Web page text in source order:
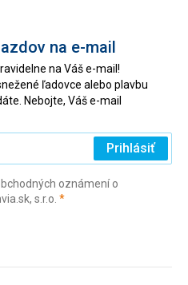
na e-mail
na Váš e-mail!
ľadovce alebo plavbu
Nebojte, Váš e-mail
Prihlásiť
oznámení o
s.r.o. *(povinné)